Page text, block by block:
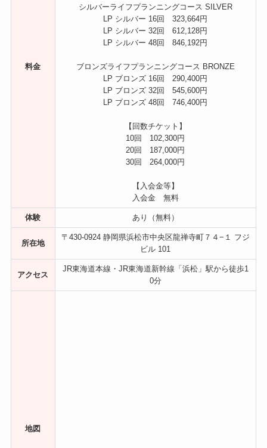
料金
シルバーライフプランニングコース SILVER
LP シルバー 16回 323,664円
LP シルバー 32回 612,128円
LP シルバー 48回 846,192円
ブロンズライフプランニングコース BRONZE
LP ブロンズ 16回 290,400円
LP ブロンズ 32回 545,600円
LP ブロンズ 48回 746,400円
【回数チケット】
10回 102,300円
20回 187,000円
30回 264,000円
【入会金等】
入会金 無料
体験 あり（無料）
所在地
〒430-0924 静岡県浜松市中央区龍禅寺町７４−１ フジ
ビル 101
アクセス
JR東海道本線・JR東海道新幹線「浜松」駅から徒歩1
0分
地図